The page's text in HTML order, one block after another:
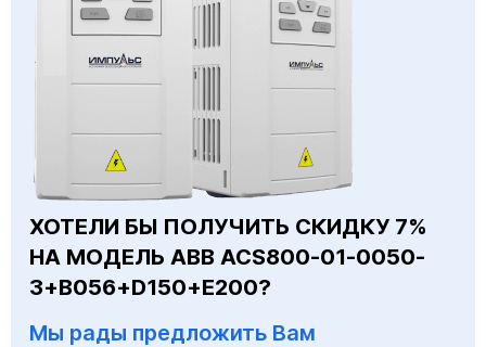
ХОТЕЛИ БЫ ПОЛУЧИТЬ СКИДКУ 7%
НА МОДЕЛЬ ABB ACS800-01-0050-
3+B056+D150+E200?
Мы рады предложить Вам